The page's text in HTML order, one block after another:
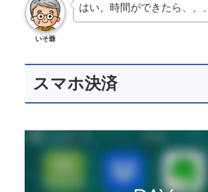
いそ爺
はい、時間ができたら、、、
スマホ決済